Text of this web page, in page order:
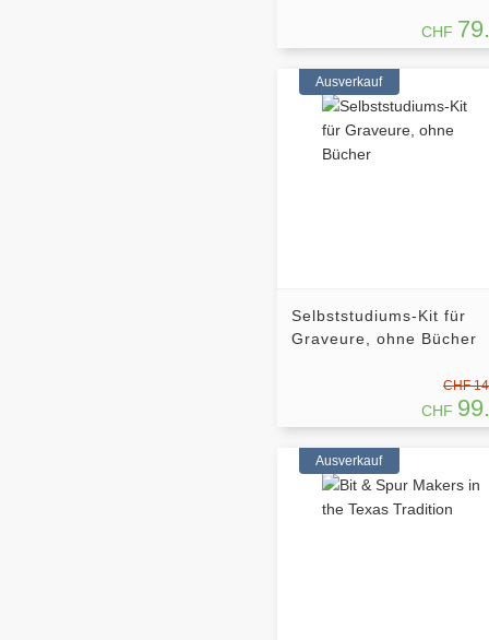
CHF
Ausverkauf
Selbststudiums-Kit für
Graveure, ohne Bücher
CHF
CHF
Ausverkauf